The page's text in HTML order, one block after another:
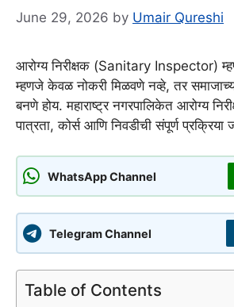
June 29, 2026 by Umair Qureshi
आरोग्य निरीक्षक (Sanitary Inspector)
म्हणजे केवळ नोकरी मिळवणे नव्हे, तर
बनणे होय. महाराष्ट्र नगरपालिकेत आरोग्य
पात्रता, कोर्स आणि निवडीची संपूर्ण प्रक्रिया
WhatsApp Channel
Telegram Channel
Table of Contents